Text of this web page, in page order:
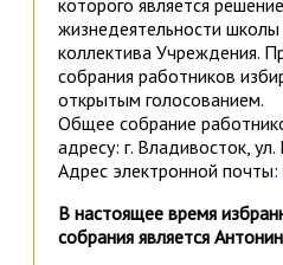
жизнедеятельности
коллектива Учреждения.
собрания работников
открытым голосованием.
Общее собрание
адресу: г. Владивосток,
Адрес электронной почты:
В настоящее время
собрания является